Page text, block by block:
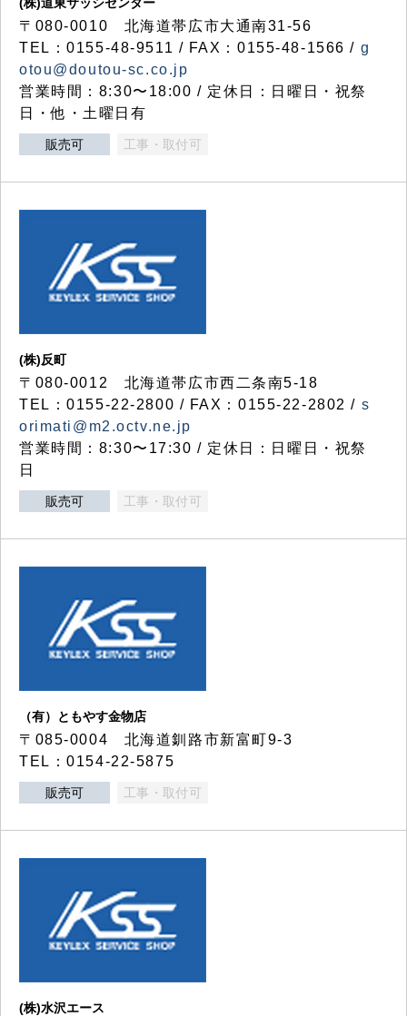
〒080-0010 北海道帯広市大通南31-56
TEL：0155-48-9511 / FAX：0155-48-1566 / g
otou@doutou-sc.co.jp
営業時間：8:30〜18:00 / 定休日：日曜日・祝祭
日・他・土曜日有
販売可 工事・取付可
(株)反町
〒080-0012 北海道帯広市西二条南5-18
TEL：0155-22-2800 / FAX：0155-22-2802 / s
orimati@m2.octv.ne.jp
営業時間：8:30〜17:30 / 定休日：日曜日・祝祭
日
販売可 工事・取付可
（有）ともやす金物店
〒085-0004 北海道釧路市新富町9-3
TEL：0154-22-5875
販売可 工事・取付可
(株)水沢エース